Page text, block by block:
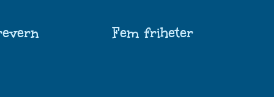
Fem friheter